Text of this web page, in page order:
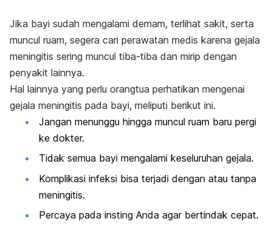
Jika bayi sudah mengalami demam, terlihat sakit, serta
muncul ruam, segera cari perawatan medis karena gejala
meningitis sering muncul tiba-tiba dan mirip dengan
penyakit lainnya.
Hal lainnya yang perlu orangtua perhatikan mengenai
gejala meningitis pada bayi, meliputi berikut ini.
Jangan menunggu hingga muncul ruam baru pergi
ke dokter.
Tidak semua bayi mengalami keseluruhan gejala.
Komplikasi infeksi bisa terjadi dengan atau tanpa
meningitis.
Percaya pada insting Anda agar bertindak cepat.